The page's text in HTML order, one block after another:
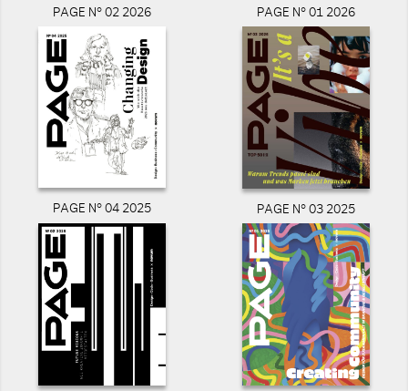
PAGE N° 02 2026 PAGE N° 01 2026
PAGE N° 04 2025 PAGE N° 03 2025